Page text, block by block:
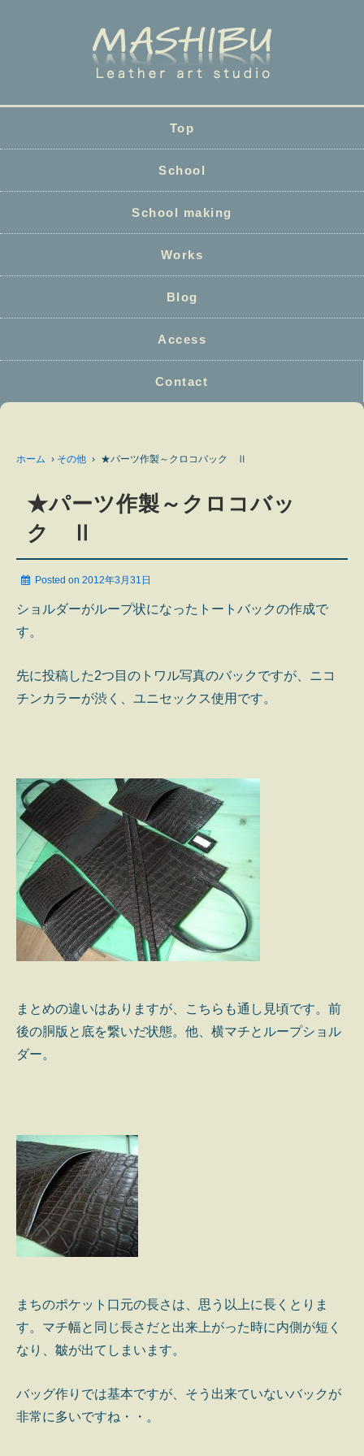
Top
School
School making
Works
Blog
Access
Contact
ホーム › その他 › ★パーツ作製～クロコバック Ⅱ
★パーツ作製～クロコバッ
ク Ⅱ
Posted on 2012年3月31日
ショルダーがループ状になったトートバックの作成で
す。
先に投稿した2つ目のトワル写真のバックですが、ニコ
チンカラーが渋く、ユニセックス使用です。
まとめの違いはありますが、こちらも通し見頃です。前
後の胴版と底を繋いだ状態。他、横マチとループショル
ダー。
まちのポケット口元の長さは、思う以上に長くとりま
す。マチ幅と同じ長さだと出来上がった時に内側が短く
なり、皺が出てしまいます。
バッグ作りでは基本ですが、そう出来ていないバックが
非常に多いですね・・。